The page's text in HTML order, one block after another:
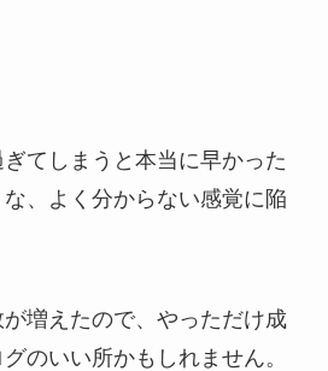
てしまうと本当に早かった
、よく分からない感覚に陥
増えたので、やっただけ成
のいい所かもしれません。